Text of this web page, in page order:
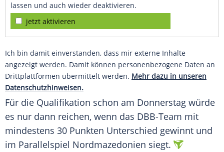
lassen und auch wieder deaktivieren.
jetzt aktivieren
Ich bin damit einverstanden, dass mir externe Inhalte
angezeigt werden. Damit können personenbezogene Daten an
Drittplattformen übermittelt werden. Mehr dazu in unseren
Datenschutzhinweisen.
Für die Qualifikation schon am Donnerstag würde
es nur dann reichen, wenn das DBB-Team mit
mindestens 30 Punkten Unterschied gewinnt und
im Parallelspiel Nordmazedonien siegt.